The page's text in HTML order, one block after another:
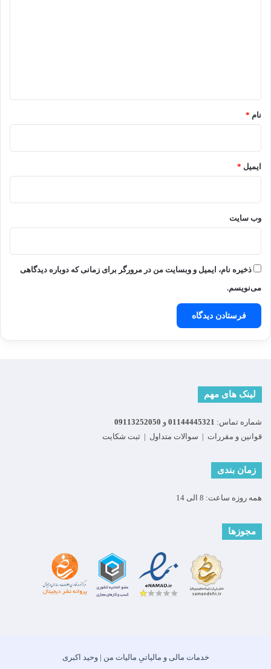
نام *
ایمیل *
وب‌ سایت
ذخیره نام، ایمیل و وبسایت من در مرورگر برای زمانی که دوباره دیدگاهی
می‌نویسم.
لینک های مهم
شماره تماس: 01144445321 و 09113252050
قوانین و مقررات | سوالات متداول | ثبت شکایت
زمان بندی
همه روزه ساعت: 8 الی 14
مجوزها
خدمات مالی و مالیاتیِ مالیات من | وحید اکبری